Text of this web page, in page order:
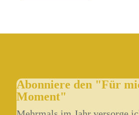
Abonniere den "Für
Moment"